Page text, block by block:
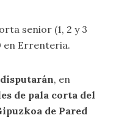
senior (1, 2 y 3
en Errenteria.
disputarán, en
de pala corta del
de Pared